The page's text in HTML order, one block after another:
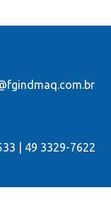
| 49 3329-7622
Líder, Chapecó